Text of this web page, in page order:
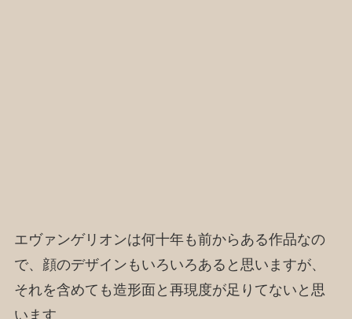
エヴァンゲリオンは何十年も前からある作品なの
で、顔のデザインもいろいろあると思いますが、
それを含めても造形面と再現度が足りてないと思
います